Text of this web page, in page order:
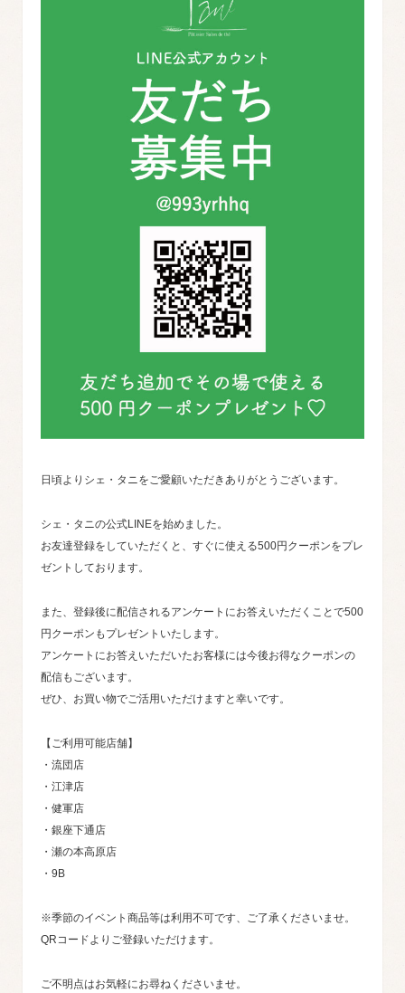
日頃よりシェ・タニをご愛顧いただきありがとうございます。
シェ・タニの公式LINEを始めました。
お友達登録をしていただくと、すぐに使える500円クーポンをプレ
ゼントしております。
また、登録後に配信されるアンケートにお答えいただくことで500
円クーポンもプレゼントいたします。
アンケートにお答えいただいたお客様には今後お得なクーポンの
配信もございます。
ぜひ、お買い物でご活用いただけますと幸いです。
【ご利用可能店舗】
・流団店
・江津店
・健軍店
・銀座下通店
・瀬の本高原店
・9B
※季節のイベント商品等は利用不可です、ご了承くださいませ。
QRコードよりご登録いただけます。
ご不明点はお気軽にお尋ねくださいませ。